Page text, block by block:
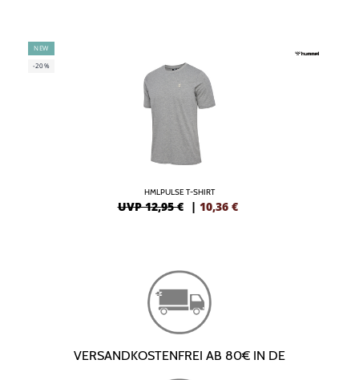
NEW
-20%
HMLPULSE T-SHIRT
UVP 12,95 € | 10,36 €
VERSANDKOSTENFREI AB 80€ IN DE